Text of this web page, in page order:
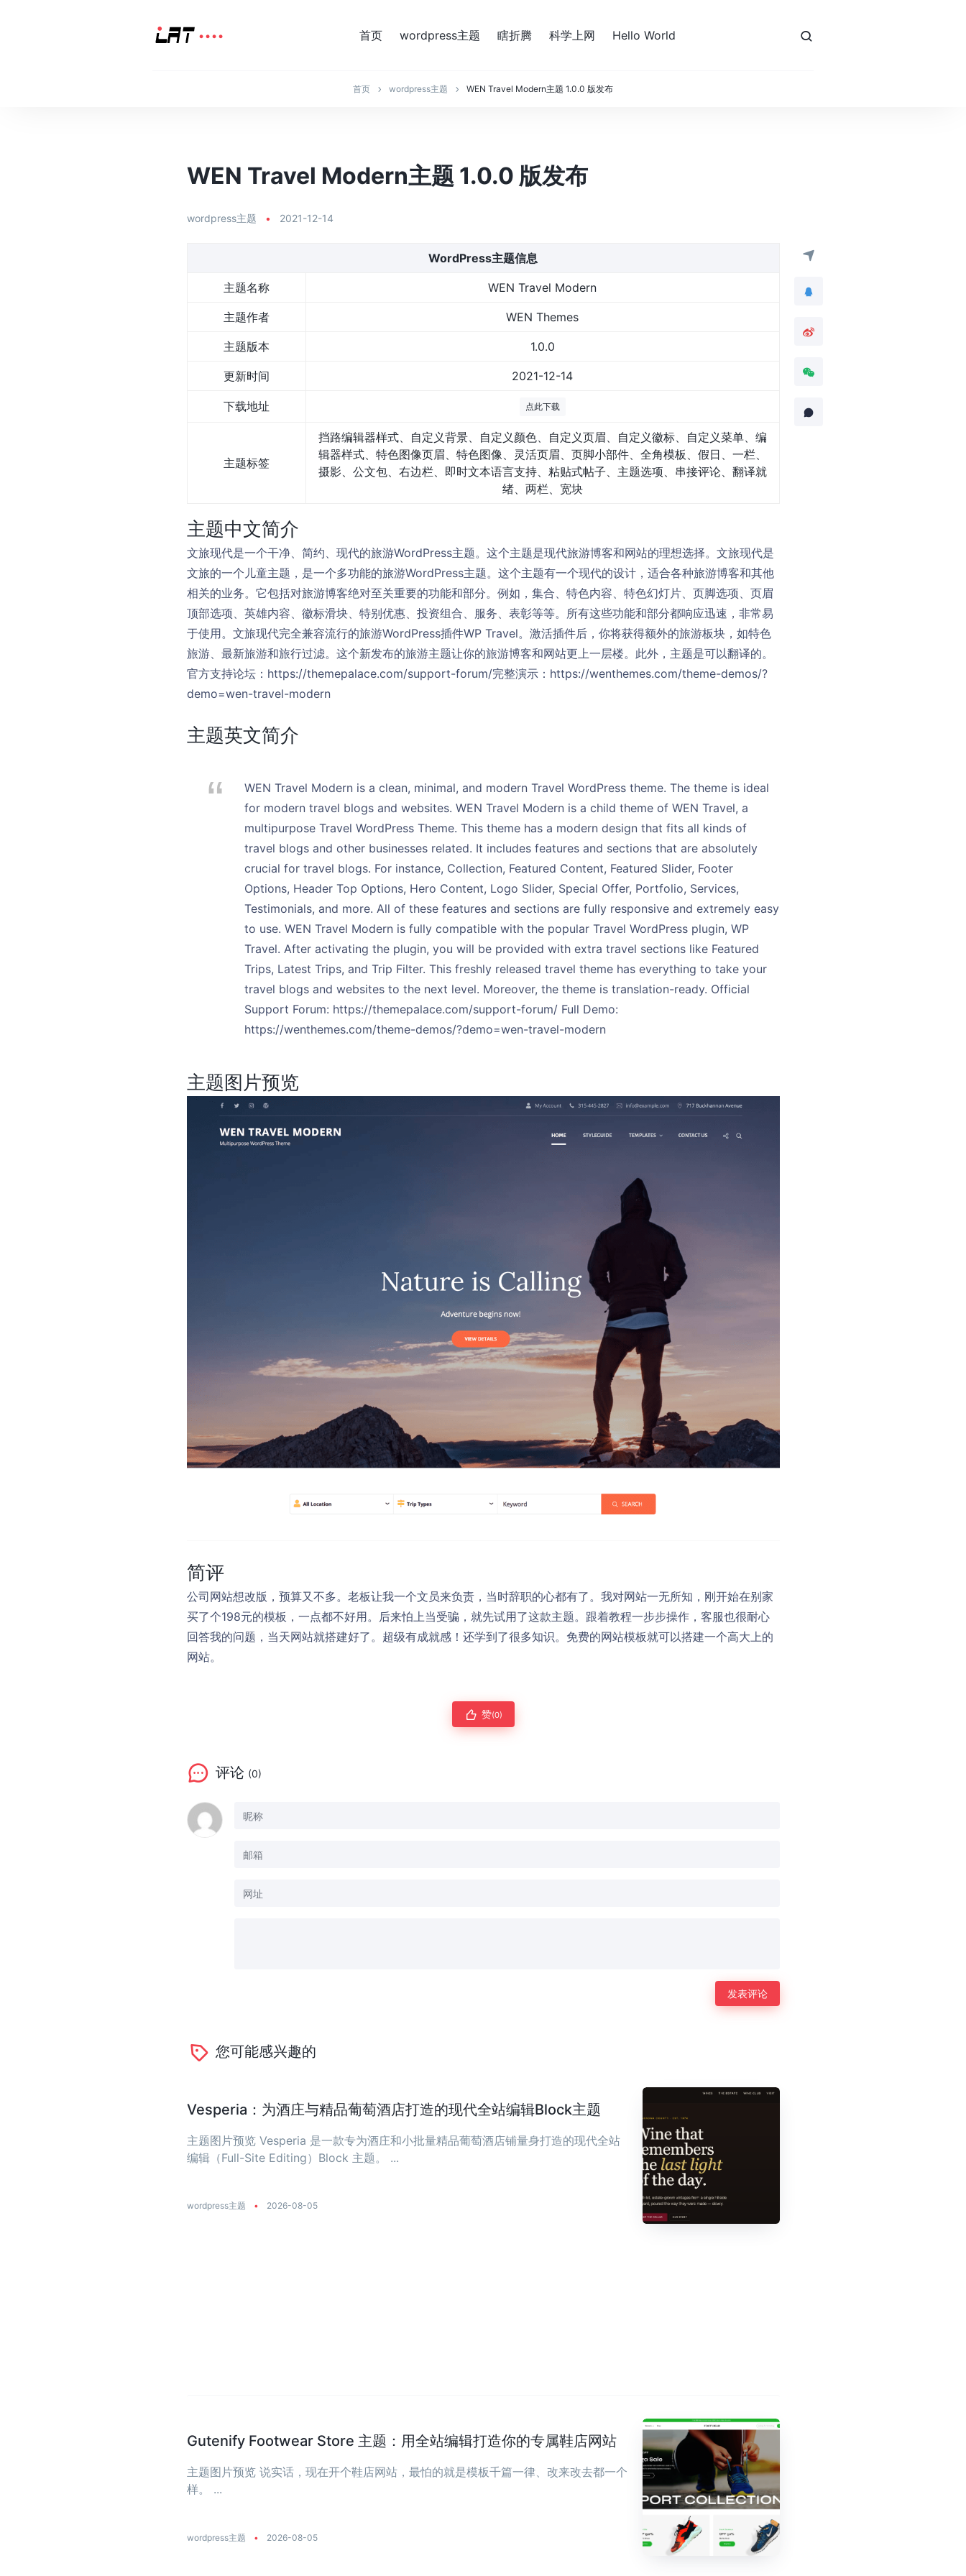
首页 wordpress主题 瞎折腾 科学上网 Hello World
首页 wordpress主题 WEN Travel Modern主题 1.0.0 版发布
WEN Travel Modern主题 1.0.0 版发布
wordpress主题 • 2021-12-14
WordPress主题信息
主题名称 WEN Travel Modern
主题作者 WEN Themes
主题版本 1.0.0
更新时间 2021-12-14
下载地址 点此下载
主题标签
挡路编辑器样式、自定义背景、自定义颜色、自定义页眉、自定义徽标、自定义菜单、编
辑器样式、特色图像页眉、特色图像、灵活页眉、页脚小部件、全角模板、假日、一栏、
摄影、公文包、右边栏、即时文本语言支持、粘贴式帖子、主题选项、串接评论、翻译就
绪、两栏、宽块
主题中文简介
文旅现代是一个干净、简约、现代的旅游WordPress主题。这个主题是现代旅游博客和网站的理想选择。文旅现代是
文旅的一个儿童主题，是一个多功能的旅游WordPress主题。这个主题有一个现代的设计，适合各种旅游博客和其他
相关的业务。它包括对旅游博客绝对至关重要的功能和部分。例如，集合、特色内容、特色幻灯片、页脚选项、页眉
顶部选项、英雄内容、徽标滑块、特别优惠、投资组合、服务、表彰等等。所有这些功能和部分都响应迅速，非常易
于使用。文旅现代完全兼容流行的旅游WordPress插件WP Travel。激活插件后，你将获得额外的旅游板块，如特色
旅游、最新旅游和旅行过滤。这个新发布的旅游主题让你的旅游博客和网站更上一层楼。此外，主题是可以翻译的。
官方支持论坛：https://themepalace.com/support-forum/完整演示：https://wenthemes.com/theme-demos/?
demo=wen-travel-modern
主题英文简介
WEN Travel Modern is a clean, minimal, and modern Travel WordPress theme. The theme is ideal
for modern travel blogs and websites. WEN Travel Modern is a child theme of WEN Travel, a
multipurpose Travel WordPress Theme. This theme has a modern design that fits all kinds of
travel blogs and other businesses related. It includes features and sections that are absolutely
crucial for travel blogs. For instance, Collection, Featured Content, Featured Slider, Footer
Options, Header Top Options, Hero Content, Logo Slider, Special Offer, Portfolio, Services,
Testimonials, and more. All of these features and sections are fully responsive and extremely easy
to use. WEN Travel Modern is fully compatible with the popular Travel WordPress plugin, WP
Travel. After activating the plugin, you will be provided with extra travel sections like Featured
Trips, Latest Trips, and Trip Filter. This freshly released travel theme has everything to take your
travel blogs and websites to the next level. Moreover, the theme is translation-ready. Official
Support Forum: https://themepalace.com/support-forum/ Full Demo:
https://wenthemes.com/theme-demos/?demo=wen-travel-modern
主题图片预览
简评
公司网站想改版，预算又不多。老板让我一个文员来负责，当时辞职的心都有了。我对网站一无所知，刚开始在别家
买了个198元的模板，一点都不好用。后来怕上当受骗，就先试用了这款主题。跟着教程一步步操作，客服也很耐心
回答我的问题，当天网站就搭建好了。超级有成就感！还学到了很多知识。免费的网站模板就可以搭建一个高大上的
网站。
赞(0)
评论 (0)
您可能感兴趣的
Vesperia：为酒庄与精品葡萄酒店打造的现代全站编辑Block主题
主题图片预览 Vesperia 是一款专为酒庄和小批量精品葡萄酒店铺量身打造的现代全站
编辑（Full-Site Editing）Block 主题。 ...
wordpress主题 • 2026-08-05
Gutenify Footwear Store 主题：用全站编辑打造你的专属鞋店网站
主题图片预览 说实话，现在开个鞋店网站，最怕的就是模板千篇一律、改来改去都一个
样。 ...
wordpress主题 • 2026-08-05